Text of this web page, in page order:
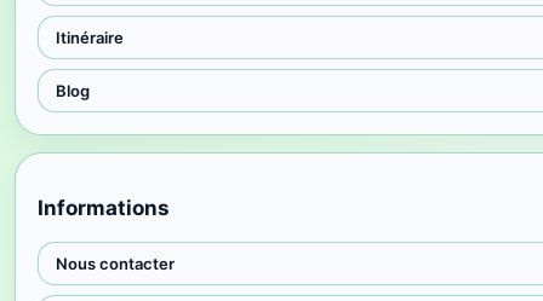
Itinéraire
Blog
Informations
Nous contacter